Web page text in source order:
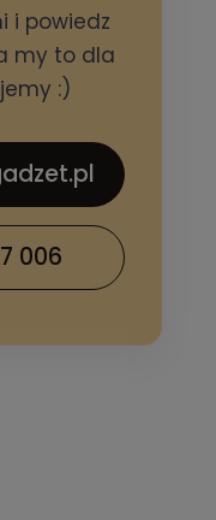
i powiedz
my to dla
:)
006